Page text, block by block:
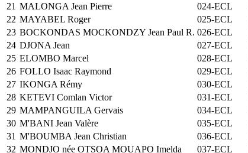
21 MALONGA Jean Pierre 024-ECL
22 MAYABEL Roger 025-ECL
23 BOCKONDAS MOCKONDZY Jean Paul R. 026-ECL
24 DJONA Jean 027-ECL
25 ELOMBO Marcel 028-ECL
26 FOLLO Isaac Raymond 029-ECL
27 IKONGA Rémy 030-ECL
28 KETEVI Comlan Victor 031-ECL
29 MAMPANGUILA Gervais 034-ECL
30 M'BANI Jean Valère 035-ECL
31 M'BOUMBA Jean Christian 036-ECL
32 MONDJO née OTSOA MOUAPO Imelda 037-ECL